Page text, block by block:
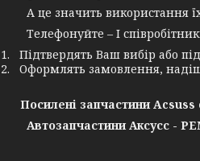
А це значить використання їх
Телефонуйте – І
1. Підтвердять Ваш вибір або
2. Оформлять замовлення,
Посилені запчастини
Автозапчастини